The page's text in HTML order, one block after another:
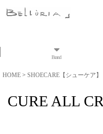
Brand
HOME > SHOECARE【シューケア】
CURE ALL